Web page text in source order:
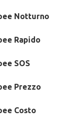
Notturno
Rapido
SOS
Prezzo
Costo